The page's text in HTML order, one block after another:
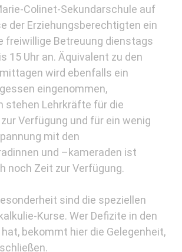
Colinet-Sekundarschule auf
der Erziehungsberechtigten ein
freiwillige Betreuung dienstags
15 Uhr an. Äquivalent zu den
wird ebenfalls ein
eingenommen,
stehen Lehrkräfte für die
Verfügung und für ein wenig
mit den
und –kameraden ist
noch Zeit zur Verfügung.
sind die speziellen
Kurse. Wer Defizite in den
bekommt hier die Gelegenheit,